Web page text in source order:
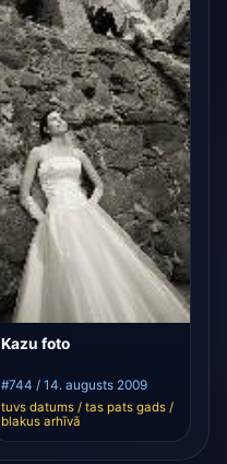
Kazu foto
#744 / 14. augusts 2009
tuvs datums / tas pats gads /
blakus arhīvā